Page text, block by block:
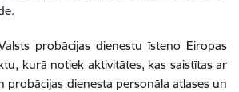
probācijas dienestu īsteno Eiropas
kurā notiek aktivitātes, kas saistītas ar
probācijas dienesta personāla atlases un